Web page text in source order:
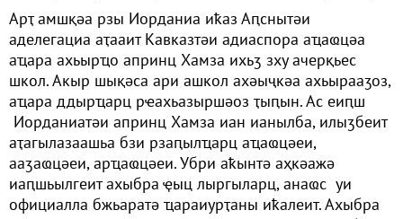
Арҭ амшқәа рзы Иорданиа иҟаз Аԥснытәи
аделегациа аҭааит Кавказтәи адиаспора аҵаҩцәа
аҵара ахьырҵо апринц Хамза ихьӡ зху ачерқьес
школ. Акыр шықәса ари ашкол ахәыҷкәа ахьырааӡоз,
аҵара ддырҵарц рҽахьазыршәоз ҭыԥын. Ас еиԥш
Иорданиатәи апринц Хамза иан ианылба, илыӡбеит
аҭагылазаашьа бзи рзаԥылҵарц аҵаҩцәеи,
ааӡаҩцәеи, арҵаҩцәеи. Убри аҟынтә аҳкәажә
иаԥшьылгеит ахыбра ҿыц лыргыларц, анаҩс уи
официалла бжьаратә ҵараиурҭаны иҟалеит. Ахыбра